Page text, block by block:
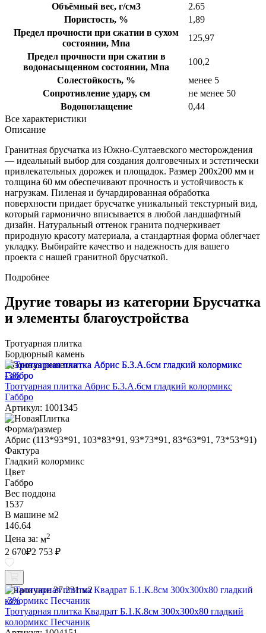
Объёмный вес, г/см3
2.65
Пористость, %
1,89
Предел прочности при сжатии в сухом
состоянии, Мпа
125,97
Предел прочности при сжатии в
водонасыщенном состоянии, Мпа
100,2
Солестойкость, %
менее 5
Сопротивление удару, см
не менее 50
Водопоглащение
0,44
Все характеристики
Описание
Гранитная брусчатка из Южно-Султаевского месторождения
— идеальный выбор для создания долговечных и эстетически
привлекательных дорожек и площадок. Размер 200х200 мм и
толщина 60 мм обеспечивают прочность и устойчивость к
нагрузкам. Пиленая и бучардированная обработка
поверхности придает брусчатке уникальный текстурный вид,
который гармонично вписывается в любой ландшафтный
дизайн. Натуральный оттенок гранита подчеркивает
природную красоту материала, а стандартная форма облегчает
укладку. Выбирайте качество и надежность для вашего
проекта с нашей гранитной брусчаткой.
Подробнее
Другие товары из категории Брусчатка
и элементы благоустройства
Тротуарная плитка
Бордюрный камень
Газонная решетка
-3%
Тротуарная плитка Абрис Б.3.А.6см гладкий колормикс
Габбро
Артикул: 1001345
Форма/размер
Абрис (113*93*91, 103*83*91, 93*73*91, 83*63*91, 73*53*91)
Фактура
Гладкий колормикс
Цвет
Габбро
Вес поддона
1537
В машине м2
146.64
Цена за: м2
2 670₽2 753 ₽
В наличии: 27.231 м2
-3%
Тротуарная плитка Квадрат Б.1.К.8см 300х300х80 гладкий
колормикс Песчаник